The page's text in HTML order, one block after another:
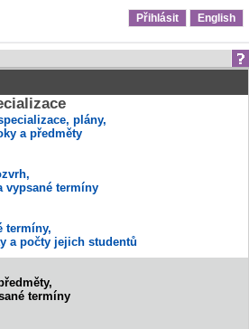
Přihlásit English
plány,
a předměty
vypsané termíny
termíny,
a počty jejich studentů
termíny